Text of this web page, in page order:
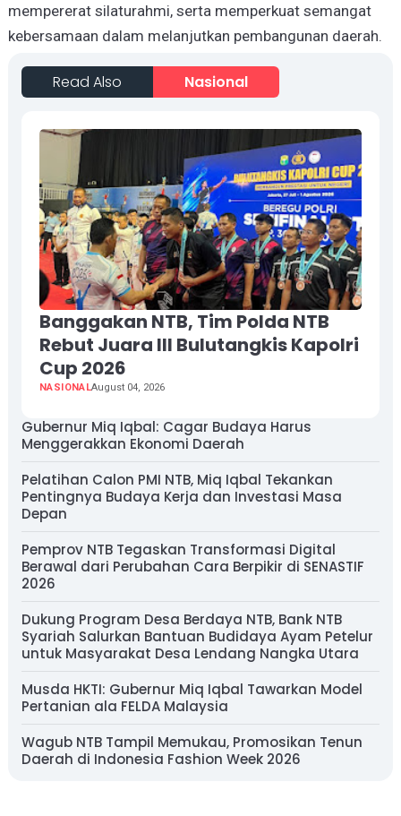
mempererat silaturahmi, serta memperkuat semangat
kebersamaan dalam melanjutkan pembangunan daerah.
Read Also Nasional
Banggakan NTB, Tim Polda NTB
Rebut Juara III Bulutangkis Kapolri
Cup 2026
NASIONALAugust 04, 2026
Gubernur Miq Iqbal: Cagar Budaya Harus
Menggerakkan Ekonomi Daerah
Pelatihan Calon PMI NTB, Miq Iqbal Tekankan
Pentingnya Budaya Kerja dan Investasi Masa
Depan
Pemprov NTB Tegaskan Transformasi Digital
Berawal dari Perubahan Cara Berpikir di SENASTIF
2026
Dukung Program Desa Berdaya NTB, Bank NTB
Syariah Salurkan Bantuan Budidaya Ayam Petelur
untuk Masyarakat Desa Lendang Nangka Utara
Musda HKTI: Gubernur Miq Iqbal Tawarkan Model
Pertanian ala FELDA Malaysia
Wagub NTB Tampil Memukau, Promosikan Tenun
Daerah di Indonesia Fashion Week 2026